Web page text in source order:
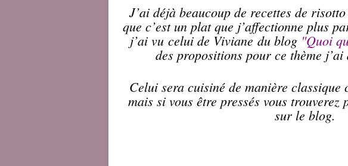
J’ai déjà beaucoup de recettes de
que c’est un plat que j’affectionne plus
j’ai vu celui de Viviane du blog "Quoi
des propositions pour ce thème j’ai
Celui sera cuisiné de manière classique
mais si vous être pressés vous trouverez
sur le blog.